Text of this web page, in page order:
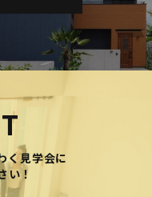
く見学会に
い！